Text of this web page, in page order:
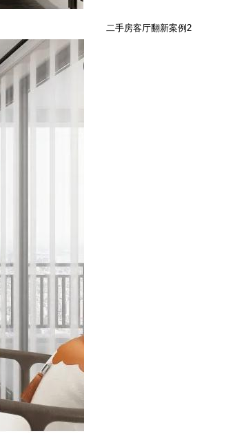
二手房客厅翻新案例2